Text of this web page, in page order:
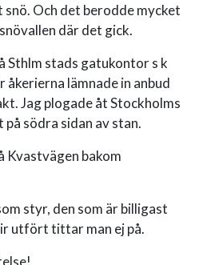
Och det berodde mycket
där det gick.
Sthlm stads gatukontor s k
lämnade in anbud
Jag plogade åt Stockholms
södra sidan av stan.
Kvastvägen bakom
styr, den som är billigast
utfört tittar man ej på.